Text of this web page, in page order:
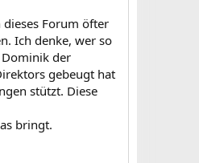
Forum öfter
Ich denke, wer so
der
gebeugt hat
stützt. Diese
bringt.